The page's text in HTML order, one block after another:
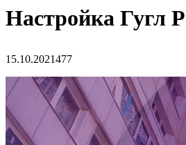
Настройка Гугл
15.10.2021477